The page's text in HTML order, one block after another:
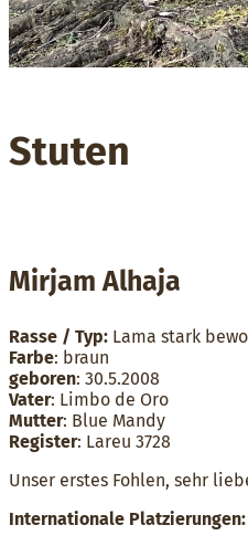
Stuten
Mirjam Alhaja
Rasse / Typ: Lama stark
Farbe: braun
geboren: 30.5.2008
Vater: Limbo de Oro
Mutter: Blue Mandy
Register: Lareu 3728
Unser erstes Fohlen, sehr
Internationale Platzierungen: